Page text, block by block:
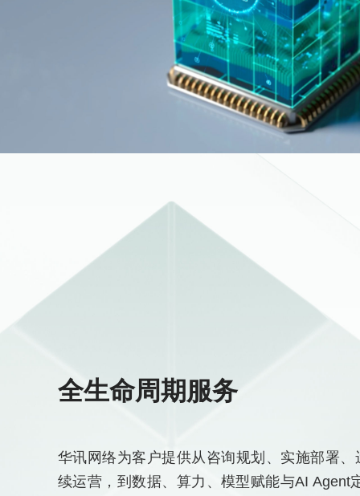
全生命周期服务
华讯网络为客户提供从咨询规划、实施部署、
续运营，到数据、算力、模型赋能与AI Agent